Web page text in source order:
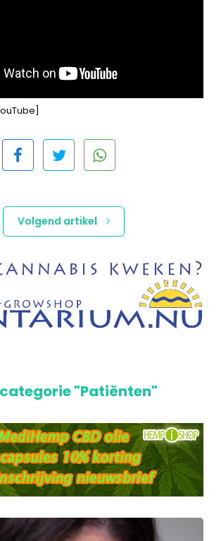
Volgend artikel
categorie "Patiënten"